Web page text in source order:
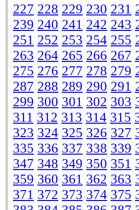
227 228 229 230 231
239 240 241 242 243
251 252 253 254 255
263 264 265 266 267
275 276 277 278 279
287 288 289 290 291
299 300 301 302 303
311 312 313 314 315
323 324 325 326 327
335 336 337 338 339
347 348 349 350 351
359 360 361 362 363
371 372 373 374 375